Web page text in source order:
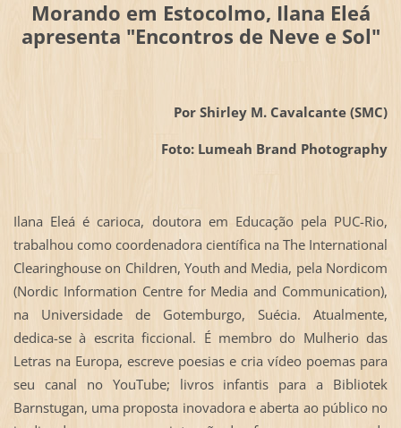
Morando em Estocolmo, Ilana Eleá
apresenta "Encontros de Neve e Sol"
Por Shirley M. Cavalcante (SMC)
Foto: Lumeah Brand Photography
Ilana Eleá é carioca, doutora em Educação pela PUC-Rio,
trabalhou como coordenadora científica na The International
Clearinghouse on Children, Youth and Media, pela Nordicom
(Nordic Information Centre for Media and Communication),
na Universidade de Gotemburgo, Suécia. Atualmente,
dedica-se à escrita ficcional. É membro do Mulherio das
Letras na Europa, escreve poesias e cria vídeo poemas para
seu canal no YouTube; livros infantis para a Bibliotek
Barnstugan, uma proposta inovadora e aberta ao público no